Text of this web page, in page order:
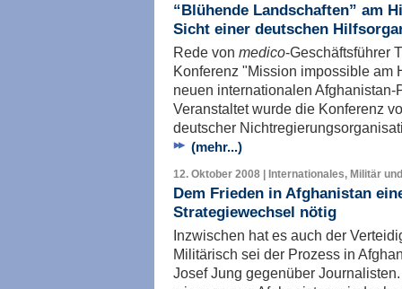
“Blühende Landschaften” am
Sicht einer deutschen
Rede von medico-Geschäftsführer
Konferenz "Mission impossible am
neuen internationalen
Veranstaltet wurde die Konferenz
deutscher
(mehr...)
12. Oktober 2008 | Internationales, Militär
Dem Frieden in Afghanistan
Strategiewechsel nötig
Inzwischen hat es auch der
Militärisch sei der Prozess in
Josef Jung gegenüber